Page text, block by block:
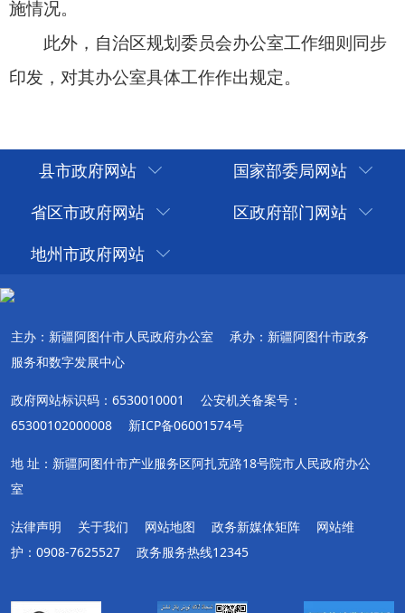
县市政府网站
国家部委局网站
省区市政府网站
区政府部门网站
地州市政府网站
主办：新疆阿图什市人民政府办公室
承办：新疆阿图什市政务
服务和数字发展中心
政府网站标识码：6530010001
公安机关备案号：
65300102000008
新ICP备06001574号
地 址：新疆阿图什市产业服务区阿扎克路18号院市人民政府办公
室
法律声明 关于我们 网站地图 政务新媒体矩阵
网站维
护：0908-7625527
政务服务热线12345